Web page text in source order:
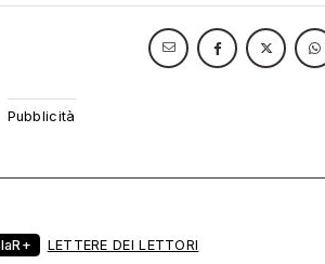
laR+ LETTERE DEI LETTORI